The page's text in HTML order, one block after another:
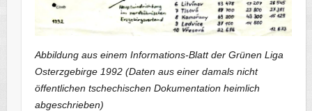
Abbildung aus einem Informations-Blatt der Grünen Liga
Osterzgebirge 1992 (Daten aus einer damals nicht
öffentlichen tschechischen Dokumentation heimlich
abgeschrieben)